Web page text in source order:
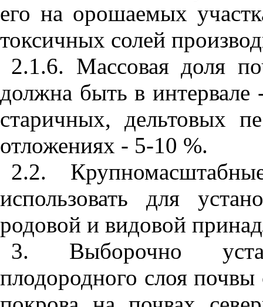
его на орошаемых
токсичных солей
2.1.6. Массовая доля
должна быть в
старичных, дельтовых
отложениях - 5-10 %.
2.2.
использовать для
родовой и видовой
3. Выборочно
плодородного слоя